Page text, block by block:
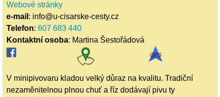
Webové stránky
e-mail : info@u-cisarske-cesty.cz
Telefon: 607 683 440
Kontaktní osoba: Martina Šestořádová
V minipivovaru kladou velký důraz na kvalitu. Tradiční
nezaměnitelnou plnou chuť a říz dodávají pivu ty